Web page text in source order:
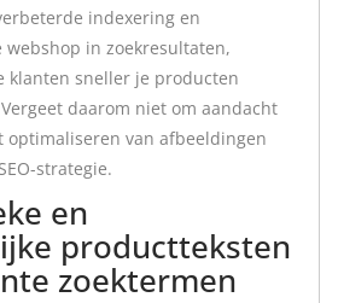
indexering en
in zoekresultaten,
klanten sneller je producten
daarom niet om aandacht
optimaliseren van afbeeldingen
strategie.
en
productteksten
zoektermen